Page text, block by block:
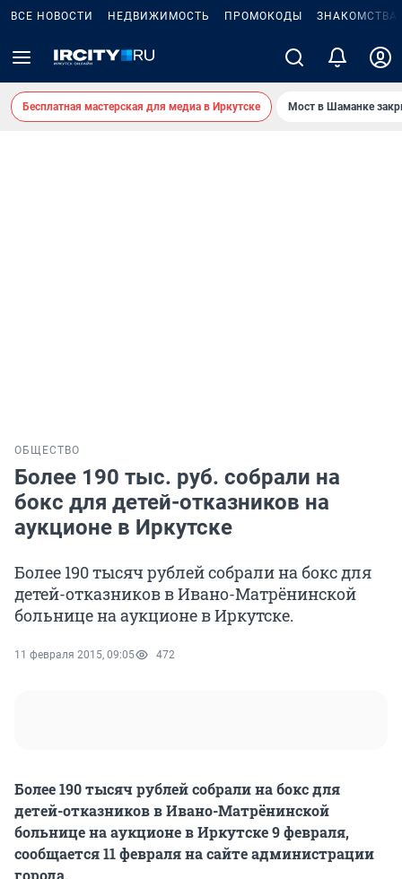
ВСЕ НОВОСТИ НЕДВИЖИМОСТЬ ПРОМОКОДЫ ЗНАКОМСТВА
Бесплатная мастерская для медиа в Иркутске Мост в Шаманке
ОБЩЕСТВО
Более 190 тыс. руб. собрали на
бокс для детей-отказников на
аукционе в Иркутске
Более 190 тысяч рублей собрали на бокс для
детей-отказников в Ивано-Матрёнинской
больнице на аукционе в Иркутске.
11 февраля 2015, 09:05 472
Более 190 тысяч рублей собрали на бокс для
детей-отказников в Ивано-Матрёнинской
больнице на аукционе в Иркутске 9 февраля,
сообщается 11 февраля на сайте администрации
города.